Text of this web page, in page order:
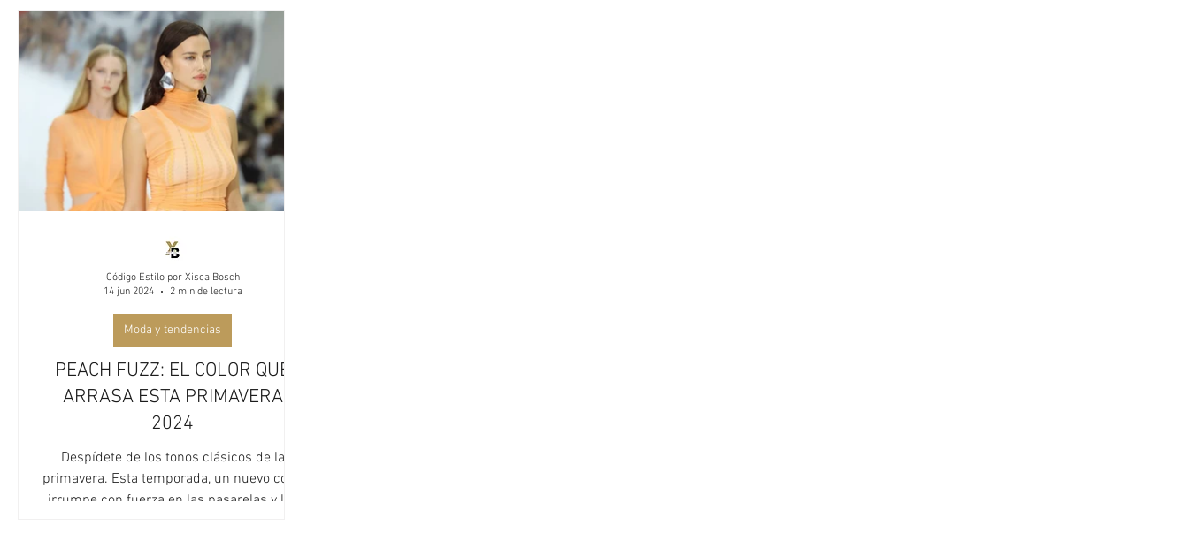
PEACH FUZZ: EL COLOR QUE
ARRASA ESTA PRIMAVERA
2024
Despídete de los tonos clásicos de la
primavera. Esta temporada, un nuevo color
irrumpe con fuerza en las pasarelas y las
Moda y tendencias
Código Estilo por Xisca Bosch
14 jun 2024
2 min de lectura